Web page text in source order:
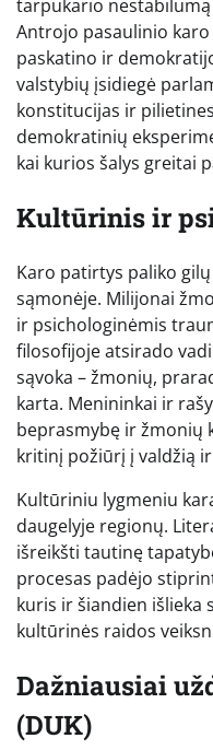
tarpukario
Antrojo pasaulinio
paskatino ir
valstybių įsidiegė
konstitucijas ir
demokratinių
kai kurios šalys greitai
Kultūrinis ir
Karo patirtys paliko
sąmonėje. Milijonai
ir psichologinėmis
filosofijoje atsirado
sąvoka – žmonių,
karta. Menininkai ir
beprasmybę ir žmonių
kritinį požiūrį į valdžią
Kultūriniu lygmeniu
daugelyje regionų.
išreikšti tautinę
procesas padėjo
kuris ir šiandien išlieka
kultūrinės raidos
Dažniausiai
(DUK)